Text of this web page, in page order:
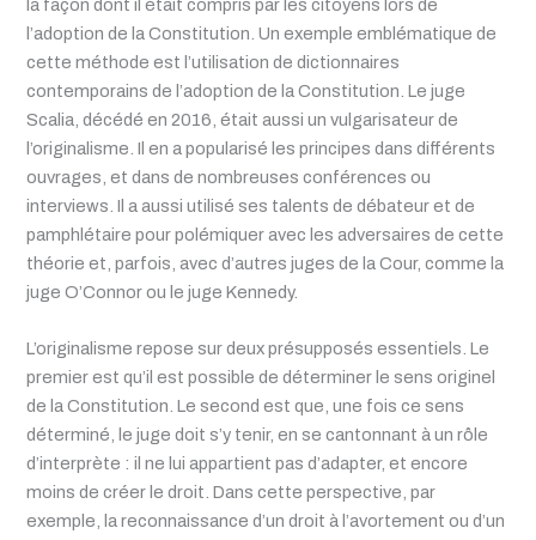
la façon dont il était compris par les citoyens lors de
l’adoption de la Constitution. Un exemple emblématique de
cette méthode est l’utilisation de dictionnaires
contemporains de l’adoption de la Constitution. Le juge
Scalia, décédé en 2016, était aussi un vulgarisateur de
l’originalisme. Il en a popularisé les principes dans différents
ouvrages, et dans de nombreuses conférences ou
interviews. Il a aussi utilisé ses talents de débateur et de
pamphlétaire pour polémiquer avec les adversaires de cette
théorie et, parfois, avec d’autres juges de la Cour, comme la
juge O’Connor ou le juge Kennedy.
L’originalisme repose sur deux présupposés essentiels. Le
premier est qu’il est possible de déterminer le sens originel
de la Constitution. Le second est que, une fois ce sens
déterminé, le juge doit s’y tenir, en se cantonnant à un rôle
d’interprète : il ne lui appartient pas d’adapter, et encore
moins de créer le droit. Dans cette perspective, par
exemple, la reconnaissance d’un droit à l’avortement ou d’un